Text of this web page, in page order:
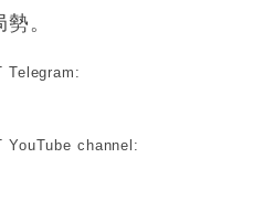
再出手 斥4億美元押注未上市公
。
Telegram:
YouTube channel: